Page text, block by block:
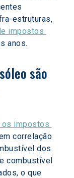
estruturas,
impostos
anos.
são
os impostos
correlação
dos
combustível
o que